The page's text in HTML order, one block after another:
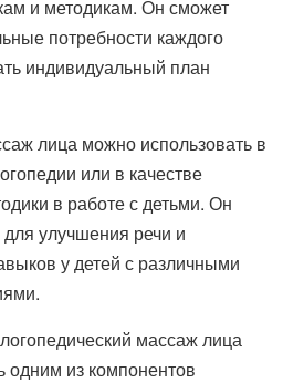
и методикам. Он сможет
потребности каждого
индивидуальный план
лица можно использовать в
или в качестве
в работе с детьми. Он
улучшения речи и
у детей с различными
массаж лица
одним из компонентов